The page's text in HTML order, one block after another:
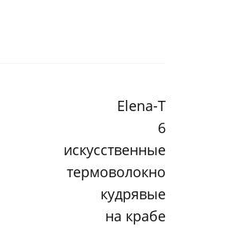
Elena-T
6
искусственные
термоволокно
кудрявые
на крабе